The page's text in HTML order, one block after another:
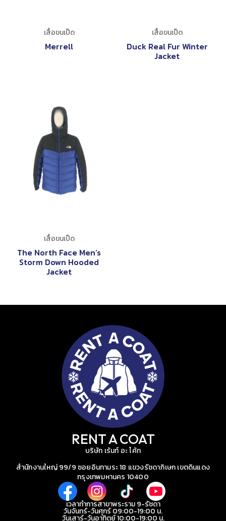
เสื้อขนเป็ด
Merrell
เสื้อขนเป็ด
Duck Real Fur Winter
Jacket
เสื้อขนเป็ด
The North Face Men’s
Storm Down Hooded
Jacket
RENT A COAT
บริษัท เร้นท์ อะ โค้ท
สำนักงานใหญ่ 99/9 ซอยอินทามระ 18 แขวงรัชดาภิเษก เขตดินแดง
กรุงเทพมหานคร 10400
เวลาทำการสาขาพระราม 9-รัชดา
วันจันทร์-วันศุกร์ 09:00-19:00 น.
วันเสาร์-วันอาทิตย์ 10:00-19:00 น.